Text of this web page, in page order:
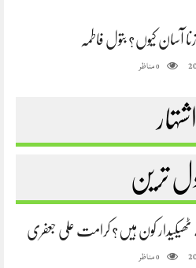
آسان کیوں؟ بتول فاطمہ
0مناظر
اشتہار
ترین
کون ہیں؟ کرامت علی جعفری
0مناظر